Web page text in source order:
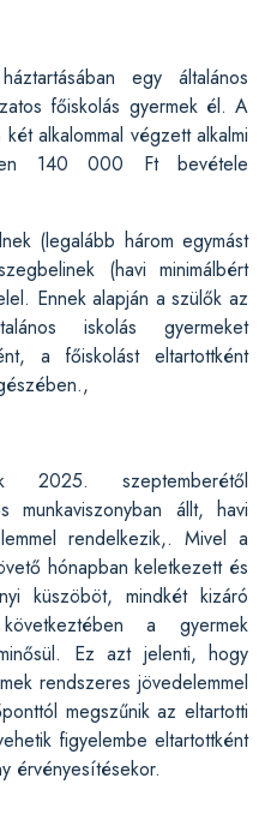
egy általános
főiskolás gyermek él. A
alkalommal végzett alkalmi
140 000 Ft bevétele
(legalább három egymást
(havi minimálbért
Ennek alapján a szülők az
iskolás gyermeket
a főiskolást eltartottként
2025. szeptemberétől
munkaviszonyban állt, havi
rendelkezik,. Mivel a
hónapban keletkezett és
küszöböt, mindkét kizáró
a gyermek
Ez azt jelenti, hogy
rendszeres jövedelemmel
megszűnik az eltartotti
figyelembe eltartottként
érvényesítésekor.